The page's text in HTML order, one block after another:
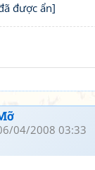
được ẩn]
04/2008 03:33